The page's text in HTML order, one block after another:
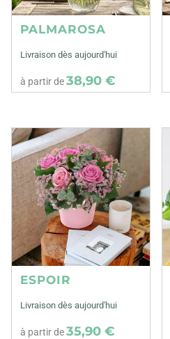
PALMAROSA
Livraison dès aujourd'hui
à partir de38,90 €
ESPOIR
Livraison dès aujourd'hui
à partir de35,90 €